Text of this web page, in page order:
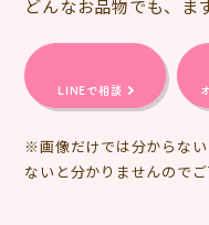
どんなお品物でも、ま
LINEで相談
※画像だけでは分からな
ないと分かりませんのでご